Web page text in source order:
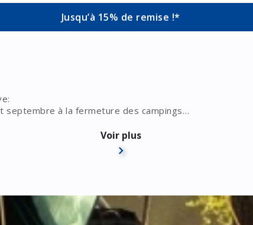
Jusqu’à 15% de remise !*
septembre à la fermeture des campings
Internet www.homair.com et/ou des sites des
sur nos sites web tel que Allcamps ou Roan et
Voir plus